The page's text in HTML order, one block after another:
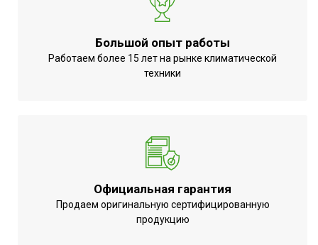
терморегулятора)
Назначение
Использование в
помещении
Нет
Вид управления
Механическое
Вес товара (нетто)
2.4
Большой опыт работы
Работаем более 15 лет на рынке климатической
техники
Официальная гарантия
Продаем оригинальную сертифицированную
продукцию